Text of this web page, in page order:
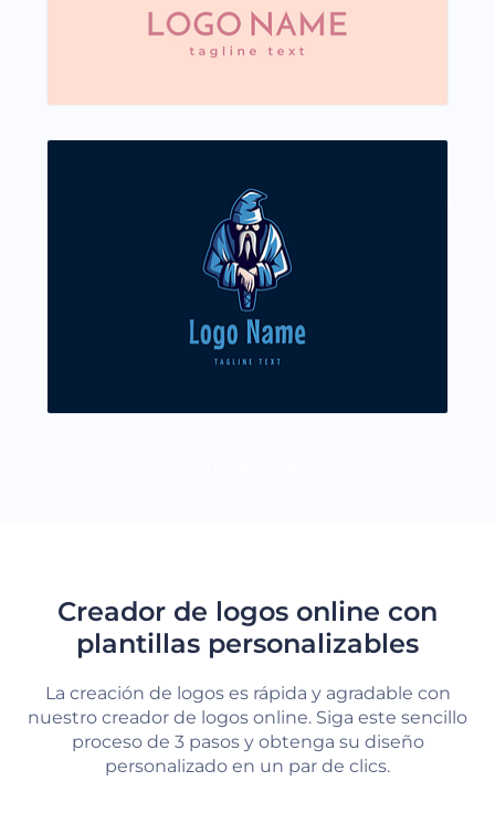
Creador de logos online con
plantillas personalizables
La creación de logos es rápida y agradable con
nuestro creador de logos online. Siga este sencillo
proceso de 3 pasos y obtenga su diseño
personalizado en un par de clics.